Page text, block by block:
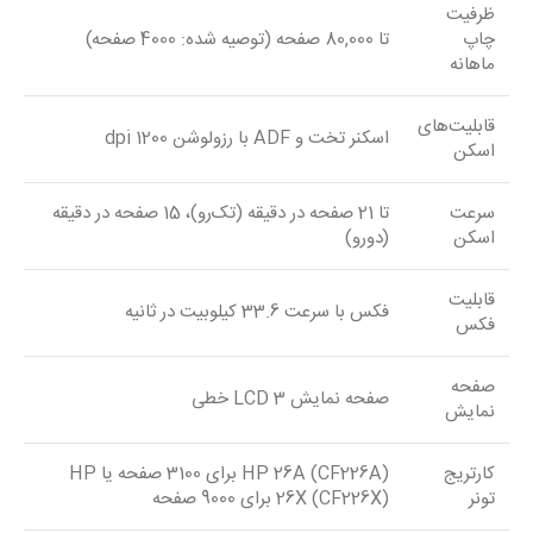
ظرفیت
چاپ
ماهانه
تا 80,000 صفحه (توصیه شده: 4000 صفحه)
قابلیت‌های
اسکن
اسکنر تخت و ADF با رزولوشن 1200 dpi
سرعت
اسکن
تا 21 صفحه در دقیقه (تک‌رو)، 15 صفحه در دقیقه
(دو‌رو)
قابلیت
فکس
فکس با سرعت 33.6 کیلوبیت در ثانیه
صفحه
نمایش
صفحه نمایش LCD 3 خطی
کارتریج
تونر
HP 26A (CF226A) برای 3100 صفحه یا HP
26X (CF226X) برای 9000 صفحه